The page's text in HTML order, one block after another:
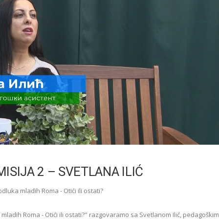
2 – SVETLANA ILIĆ
mladih Roma - Otići ili ostati?
Roma - Otići ili ostati?" razgovaramo sa Svetlanom Ilić, pedagoškim